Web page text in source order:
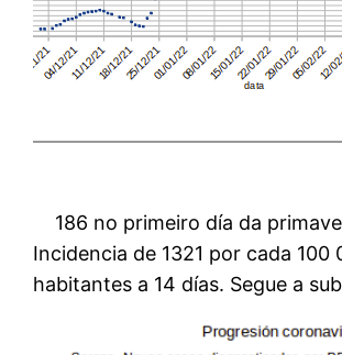
186 no primeiro día da
Incidencia de 1321 por cada 100
habitantes a 14 días. Segue a